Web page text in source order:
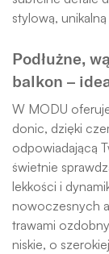
stylową,
Podłużne,
balkon –
W MODU
donic, dzięki
odpowiadającą
świetnie
lekkości i
nowoczesnych
trawami
niskie, o